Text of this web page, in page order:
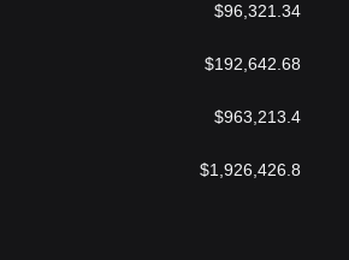
$96,321.34
$192,642.68
$963,213.4
$1,926,426.8